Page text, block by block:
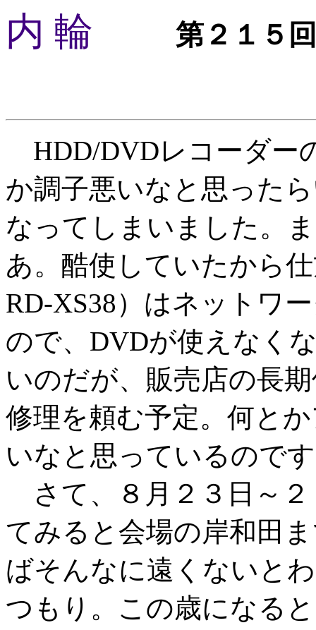
内 輪 第２１５回
HDD/DVDレコーダー
か調子悪いなと思った
なってしまいました。
あ。酷使していたから
RD-XS38）はネットワ
ので、DVDが使えなく
いのだが、販売店の長
修理を頼む予定。何と
いなと思っているので
さて、８月２３日～２
てみると会場の岸和田
ばそんなに遠くないと
つもり。この歳になる